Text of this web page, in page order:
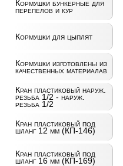
Кормушки бункерные для
перепелов и кур
Кормушки для цыплят
Кормушки изготовлены из
качественных материалав
Кран пластиковый наруж.
резьба 1/2 - наруж.
резьба 1/2
Кран пластиковый под
шланг 12 мм (КП-146)
Кран пластиковый под
шланг 16 мм (КП-169)